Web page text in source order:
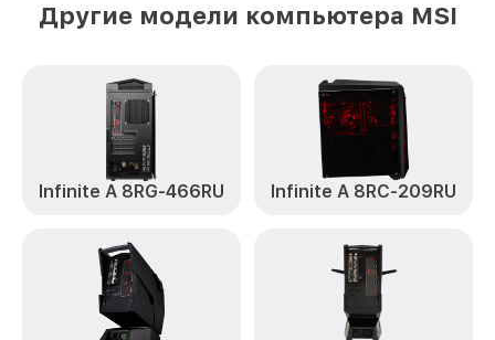
Другие модели компьютера MSI
Infinite A 8RG-466RU Infinite A 8RC-209RU